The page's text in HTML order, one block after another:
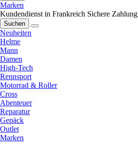
Marken
Kundendienst in Frankreich Sichere Zahlung
Suchen
Neuheiten
Helme
Mann
Damen
High-Tech
Rennsport
Motorrad & Roller
Cross
Abenteuer
Reparatur
Gepäck
Outlet
Marken